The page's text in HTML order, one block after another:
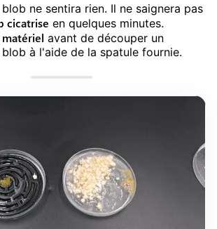
ne sentira rien. Il ne saignera pas
cicatrise en quelques minutes.
avant de découper un
à l'aide de la spatule fournie.